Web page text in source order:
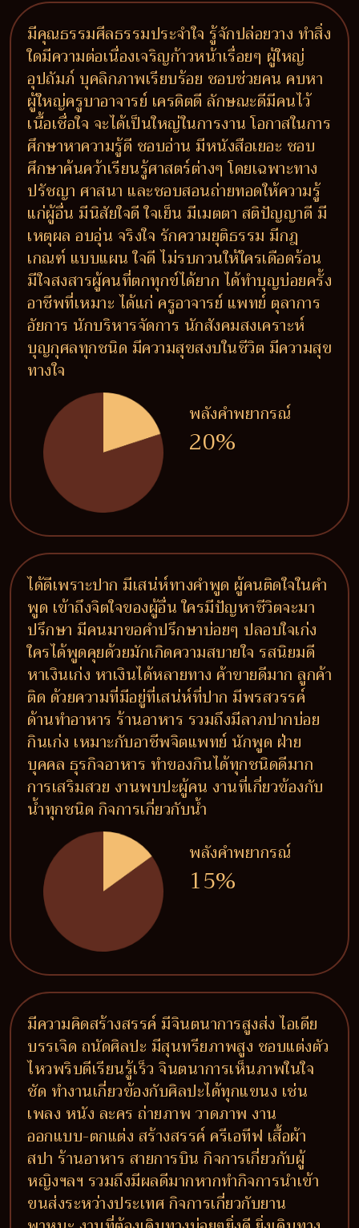
มีคุณธรรมศีลธรรมประจำใจ รู้จักปล่อยวาง ทำสิ่ง
ใดมีความต่อเนื่องเจริญก้าวหน้าเรื่อยๆ ผู้ใหญ่
อุปถัมภ์ บุคลิกภาพเรียบร้อย ชอบช่วยคน คบหา
ผู้ใหญ่ครูบาอาจารย์ เครดิตดี ลักษณะดีมีคนไว้
เนื้อเชื่อใจ จะได้เป็นใหญ่ในการงาน โอกาสในการ
ศึกษาหาความรู้ดี ชอบอ่าน มีหนังสือเยอะ ชอบ
ศึกษาค้นคว้าเรียนรู้ศาสตร์ต่างๆ โดยเฉพาะทาง
ปรัชญา ศาสนา และชอบสอนถ่ายทอดให้ความรู้
แก่ผู้อื่น มีนิสัยใจดี ใจเย็น มีเมตตา สติปัญญาดี มี
เหตุผล อบอุ่น จริงใจ รักความยุติธรรม มีกฎ
เกณฑ์ แบบแผน ใจดี ไม่รบกวนให้ใครเดือดร้อน
มีใจสงสารผู้คนที่ตกทุกข์ได้ยาก ได้ทำบุญบ่อยครั้ง
อาชีพที่เหมาะ ได้แก่ ครูอาจารย์ แพทย์ ตุลาการ
อัยการ นักบริหารจัดการ นักสังคมสงเคราะห์
บุญกุศลทุกชนิด มีความสุขสงบในชีวิต มีความสุข
ทางใจ
พลังคำพยากรณ์
20%
ได้ดีเพราะปาก มีเสน่ห์ทางคำพูด ผู้คนติดใจในคำ
พูด เข้าถึงจิตใจของผู้อื่น ใครมีปัญหาชีวิตจะมา
ปรึกษา มีคนมาขอคำปรึกษาบ่อยๆ ปลอบใจเก่ง
ใครได้พูดคุยด้วยมักเกิดความสบายใจ รสนิยมดี
หาเงินเก่ง หาเงินได้หลายทาง ค้าขายดีมาก ลูกค้า
ติด ด้วยความที่มีอยู่ที่เสน่ห์ที่ปาก มีพรสวรรค์
ด้านทำอาหาร ร้านอาหาร รวมถึงมีลาภปากบ่อย
กินเก่ง เหมาะกับอาชีพจิตแพทย์ นักพูด ฝ่าย
บุคคล ธุรกิจอาหาร ทำของกินได้ทุกชนิดดีมาก
การเสริมสวย งานพบปะผู้คน งานที่เกี่ยวข้องกับ
น้ำทุกชนิด กิจการเกี่ยวกับน้ำ
พลังคำพยากรณ์
15%
มีความคิดสร้างสรรค์ มีจินตนาการสูงส่ง ไอเดีย
บรรเจิด ถนัดศิลปะ มีสุนทรียภาพสูง ชอบแต่งตัว
ไหวพริบดีเรียนรู้เร็ว จินตนาการเห็นภาพในใจ
ชัด ทำงานเกี่ยวข้องกับศิลปะได้ทุกแขนง เช่น
เพลง หนัง ละคร ถ่ายภาพ วาดภาพ งาน
ออกแบบ-ตกแต่ง สร้างสรรค์ ครีเอทีฟ เสื้อผ้า
สปา ร้านอาหาร สายการบิน กิจการเกี่ยวกับผู้
หญิงฯลฯ รวมถึงมีผลดีมากหากทำกิจการนำเข้า
ขนส่งระหว่างประเทศ กิจการเกี่ยวกับยาน